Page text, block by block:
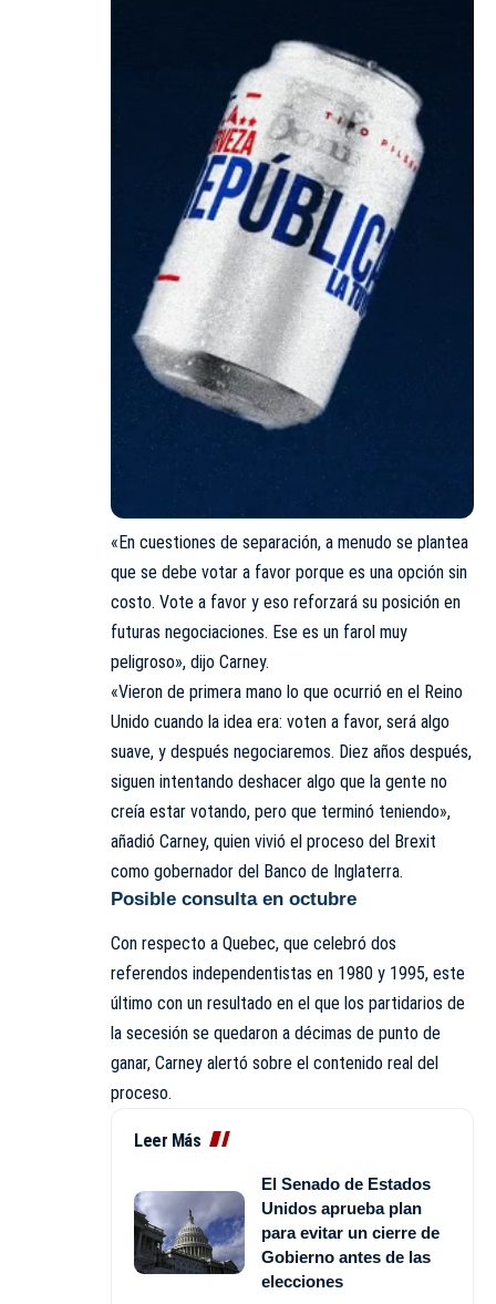
«En cuestiones de separación, a menudo se plantea
que se debe votar a favor porque es una opción sin
costo. Vote a favor y eso reforzará su posición en
futuras negociaciones. Ese es un farol muy
peligroso», dijo Carney.
«Vieron de primera mano lo que ocurrió en el Reino
Unido cuando la idea era: voten a favor, será algo
suave, y después negociaremos. Diez años después,
siguen intentando deshacer algo que la gente no
creía estar votando, pero que terminó teniendo»,
añadió Carney, quien vivió el proceso del Brexit
como gobernador del Banco de Inglaterra.
Posible consulta en octubre
Con respecto a Quebec, que celebró dos
referendos independentistas en 1980 y 1995, este
último con un resultado en el que los partidarios de
la secesión se quedaron a décimas de punto de
ganar, Carney alertó sobre el contenido real del
proceso.
Leer Más
El Senado de Estados
Unidos aprueba plan
para evitar un cierre de
Gobierno antes de las
elecciones